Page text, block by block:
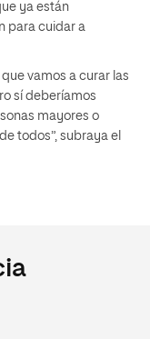
ya están
para cuidar a
vamos a curar las
sí deberíamos
mayores o
todos”, subraya el